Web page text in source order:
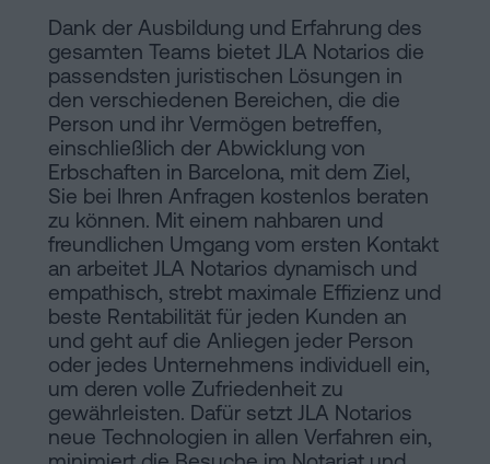
Dank der Ausbildung und Erfahrung des
gesamten Teams bietet JLA Notarios die
passendsten juristischen Lösungen in
den verschiedenen Bereichen, die die
Person und ihr Vermögen betreffen,
einschließlich der Abwicklung von
Erbschaften in Barcelona, mit dem Ziel,
Sie bei Ihren Anfragen kostenlos beraten
zu können. Mit einem nahbaren und
freundlichen Umgang vom ersten Kontakt
an arbeitet JLA Notarios dynamisch und
empathisch, strebt maximale Effizienz und
beste Rentabilität für jeden Kunden an
und geht auf die Anliegen jeder Person
oder jedes Unternehmens individuell ein,
um deren volle Zufriedenheit zu
gewährleisten. Dafür setzt JLA Notarios
neue Technologien in allen Verfahren ein,